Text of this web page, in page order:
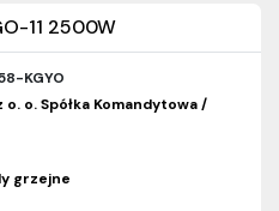
11 2500W
KGYO
o. o. Spółka Komandytowa /
grzejne